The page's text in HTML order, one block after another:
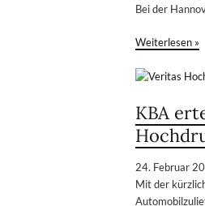
Bei der
Weiterlesen »
KBA
24. Februar
Mit der